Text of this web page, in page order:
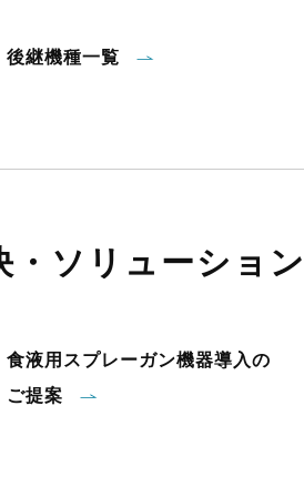
後継機種一覧
・ソリューショ
食液用スプレーガン機器導入の
ご提案